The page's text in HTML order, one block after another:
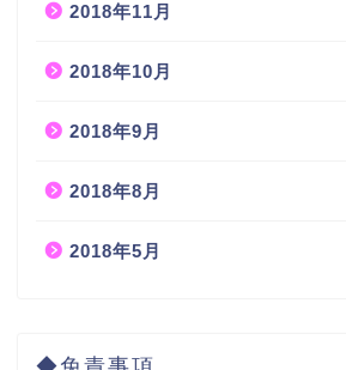
2018年11月
2018年10月
2018年9月
2018年8月
2018年5月